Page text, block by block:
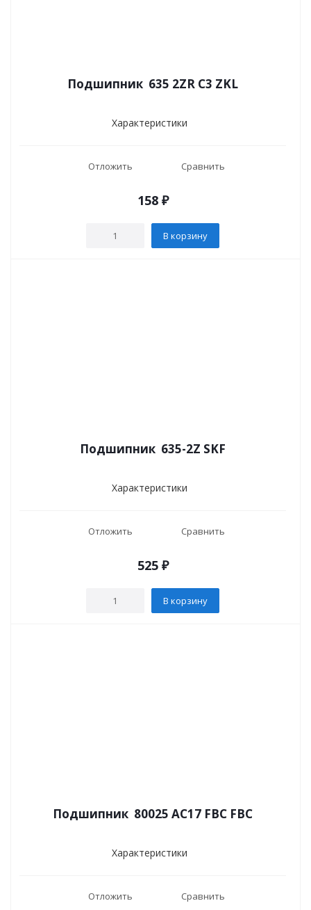
Подшипник 635 2ZR C3 ZKL
Характеристики
Отложить Сравнить
158 ₽
В корзину
Подшипник 635-2Z SKF
Характеристики
Отложить Сравнить
525 ₽
В корзину
Подшипник 80025 АС17 FBC FBC
Характеристики
Отложить Сравнить